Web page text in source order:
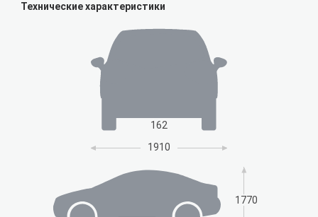
Технические характеристики
162
1910
1770